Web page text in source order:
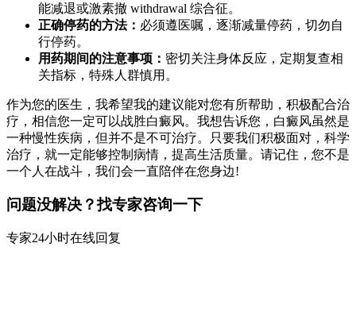
能减退或激素撤 withdrawal 综合征。
正确停药的方法： 必须遵医嘱，逐渐减量停药，切勿自
行停药。
用药期间的注意事项： 密切关注身体反应，定期复查相
关指标，特殊人群慎用。
作为您的医生，我希望我的建议能对您有所帮助，积极配合治
疗，相信您一定可以战胜白癜风。我想告诉您，白癜风虽然是
一种慢性疾病，但并不是不可治疗。只要我们积极面对，科学
治疗，就一定能够控制病情，提高生活质量。请记住，您不是
一个人在战斗，我们会一直陪伴在您身边!
问题没解决？找专家咨询一下
专家24小时在线回复